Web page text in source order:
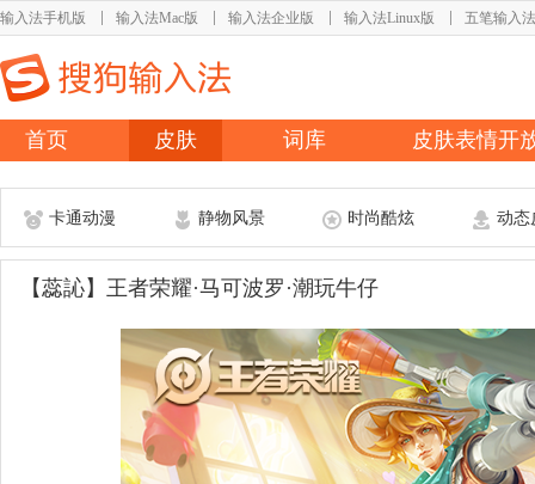
输入法手机版 输入法Mac版 输入法企业版 输入法Linux版 五笔输入法
首页 皮肤 词库 皮肤表情开
卡通动漫 静物风景 时尚酷炫 动态
【蕊訫】王者荣耀·马可波罗·潮玩牛仔